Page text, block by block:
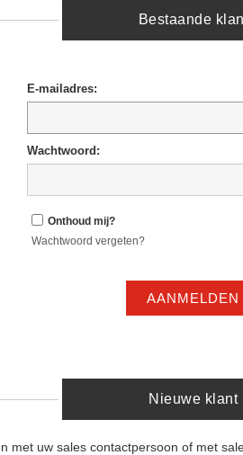
Bestaande
E-mailadres:
Wachtwoord:
Onthoud mij?
Wachtwoord vergeten?
AANMELDEN
Nieuwe klant
met uw sales contactpersoon of met